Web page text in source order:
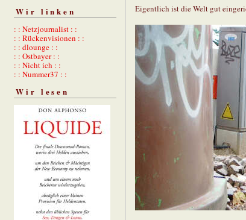
Wir linken
: : Netzjournalist : :
: : Rückenvisionen : :
: : dlounge : :
: : Ostbayer : :
: : Nicht ich : :
: : Nummer37 : :
Wir lesen
Eigentlich ist die Welt gut